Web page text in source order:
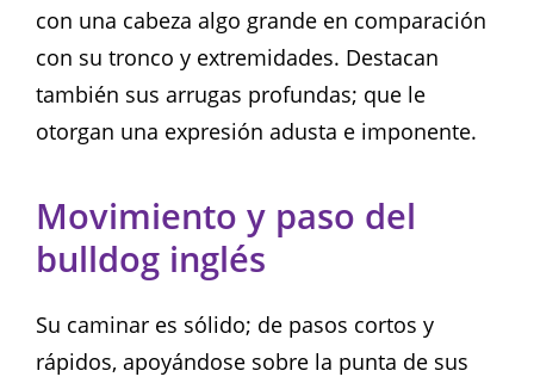
con una cabeza algo grande en comparación
con su tronco y extremidades. Destacan
también sus arrugas profundas; que le
otorgan una expresión adusta e imponente.
Movimiento y paso del
bulldog inglés
Su caminar es sólido; de pasos cortos y
rápidos, apoyándose sobre la punta de sus